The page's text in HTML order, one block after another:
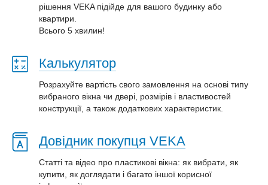
рішення VEKA підійде для вашого будинку або
квартири.
Всього 5 хвилин!
Калькулятор
Розрахуйте вартість свого замовлення на основі типу
вибраного вікна чи двері, розмірів і властивостей
конструкції, а також додаткових характеристик.
Довідник покупця VEKA
Статті та відео про пластиковi вікна: як вибрати, як
купити, як доглядати і багато іншої корисної